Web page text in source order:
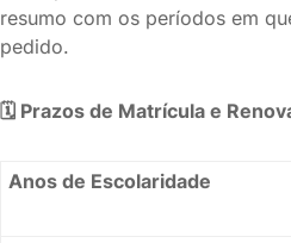
resumo com os períodos em
pedido.
🗓️ Prazos de Matrícula e
Anos de Escolaridade